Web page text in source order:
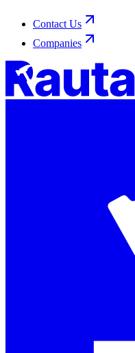
Contact Us
Companies